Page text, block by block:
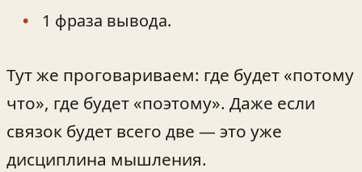
1 фраза вывода.
Тут же проговариваем: где будет «потому
что», где будет «поэтому». Даже если
связок будет всего две — это уже
дисциплина мышления.